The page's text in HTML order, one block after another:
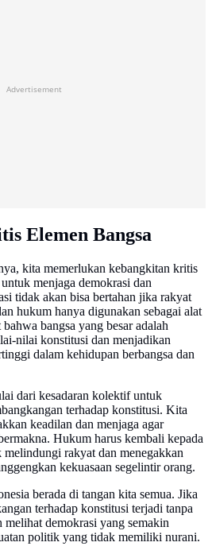
Advertisement
Elemen Bangsa
kita memerlukan kebangkitan kritis
menjaga demokrasi dan
tidak akan bisa bertahan jika rakyat
hukum hanya digunakan sebagai alat
bangsa yang besar adalah
nilai konstitusi dan menjadikan
dalam kehidupan berbangsa dan
dari kesadaran kolektif untuk
terhadap konstitusi. Kita
keadilan dan menjaga agar
Hukum harus kembali kepada
rakyat dan menegakkan
kekuasaan segelintir orang.
berada di tangan kita semua. Jika
terhadap konstitusi terjadi tanpa
demokrasi yang semakin
politik yang tidak memiliki nurani.